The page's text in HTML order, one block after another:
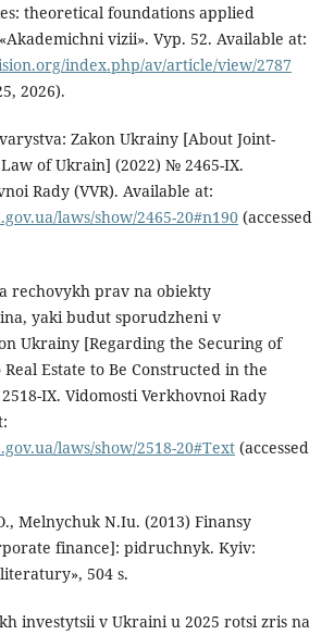
theoretical foundations applied
vizii». Vyp. 52. Available at:
index.php/av/article/view/2787
2026).
Zakon Ukrainy [About Joint-
of Ukrain] (2022) № 2465-IX.
Rady (VVR). Available at:
laws/show/2465-20#n190(accessed
rechovykh prav na obiekty
yaki budut sporudzheni v
Ukrainy [Regarding the Securing of
Estate to Be Constructed in the
IX. Vidomosti Verkhovnoi Rady
laws/show/2518-20#Text(accessed
Melnychuk N.Iu. (2013) Finansy
finance]: pidruchnyk. Kyiv:
504 s.
investytsii v Ukraini u 2025 rotsi zris na